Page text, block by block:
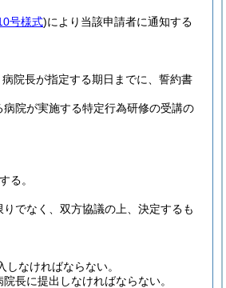
号様式)により当該申請者に通知する
病院長が指定する期日までに、誓約書
院が実施する特定行為研修の受講の
る。
でなく、双方協議の上、決定するも
なければならない。
長に提出しなければならない。